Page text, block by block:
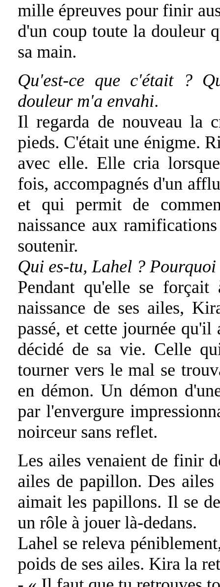
mille épreuves pour finir
d'un coup toute la douleur
sa main.
Qu'est-ce que c'était ?
douleur m'a envahi.
Il regarda de nouveau la
pieds. C'était une énigme.
avec elle. Elle cria
fois, accompagnés d'un
et qui permit de
naissance aux
soutenir.
Qui es-tu, Lahel ?
Pendant qu'elle se
naissance de ses ailes,
passé, et cette journée
décidé de sa vie. Celle
tourner vers le mal se
en démon. Un démon
par l'envergure
noirceur sans reflet.
Les ailes venaient de finir
ailes de papillon. Des
aimait les papillons. Il se
un rôle à jouer là-dedans.
Lahel se releva
poids de ses ailes. Kira la